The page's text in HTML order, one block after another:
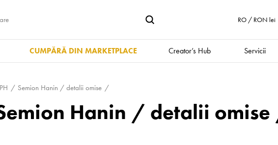
RO / RON lei
CUMPĂRĂ DIN MARKETPLACE Creator’s Hub Servicii
Semion Hanin / detalii omise
Hanin / detalii